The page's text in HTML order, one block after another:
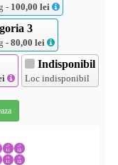
- 100,00 lei
3
- 80,00 lei
Indisponibil
Loc indisponibil
r7
11
r7
12
r6
11
r6
12